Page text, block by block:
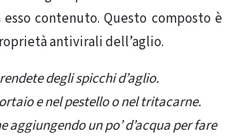
contenuto. Questo composto è
antivirali dell’aglio.
degli spicchi d’aglio.
e nel pestello o nel tritacarne.
aggiungendo un po’ d’acqua per fare